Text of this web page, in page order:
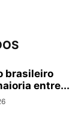
brasileiro
entre...